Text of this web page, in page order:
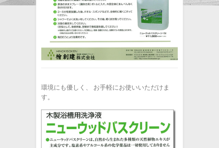
環境にも優しく、 お手軽にお使いいただけま
す。